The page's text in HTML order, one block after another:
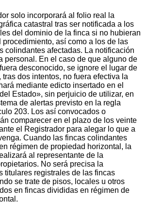
solo incorporará al folio real la
catastral tras ser notificada a los
del dominio de la finca si no hubieran
procedimiento, así como a los de las
colindantes afectadas. La notificación
personal. En el caso de que alguno de
desconocido, se ignore el lugar de
tras dos intentos, no fuera efectiva la
mediante edicto insertado en el
Estado», sin perjuicio de utilizar, en
de alertas previsto en la regla
203. Los así convocados o
comparecer en el plazo de los veinte
el Registrador para alegar lo que a
Cuando las fincas colindantes
régimen de propiedad horizontal, la
al representante de la
No será precisa la
titulares registrales de las fincas
se trate de pisos, locales u otros
en fincas divididas en régimen de